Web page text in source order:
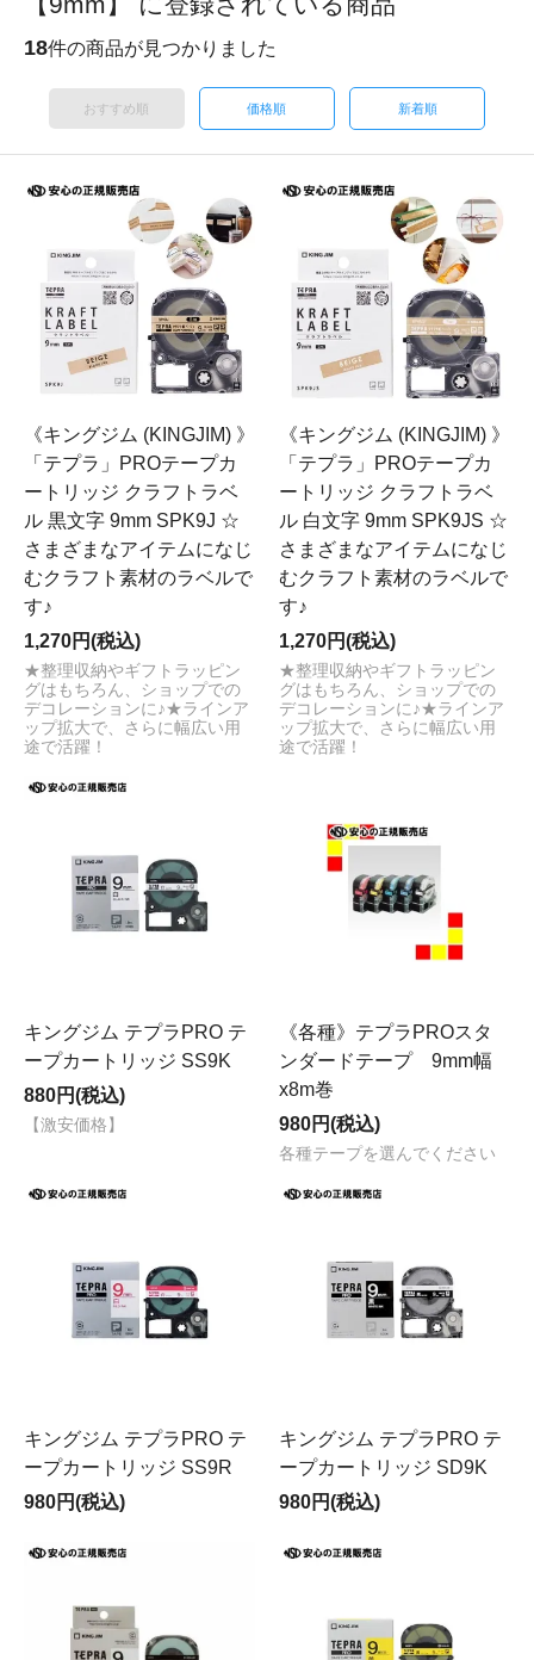
18件の商品が見つかりました
おすすめ順 価格順 新着順
《キングジム (KINGJIM) 》
「テプラ」PROテープカ
ートリッジ クラフトラベ
ル 黒文字 9mm SPK9J ☆
さまざまなアイテムになじ
むクラフト素材のラベルで
す♪
1,270円(税込)
★整理収納やギフトラッピン
グはもちろん、ショップでの
デコレーションに♪★ラインア
ップ拡大で、さらに幅広い用
途で活躍！
《キングジム (KINGJIM) 》
「テプラ」PROテープカ
ートリッジ クラフトラベ
ル 白文字 9mm SPK9JS ☆
さまざまなアイテムになじ
むクラフト素材のラベルで
す♪
1,270円(税込)
★整理収納やギフトラッピン
グはもちろん、ショップでの
デコレーションに♪★ラインア
ップ拡大で、さらに幅広い用
途で活躍！
キングジム テプラPRO テ
ープカートリッジ SS9K
880円(税込)
【激安価格】
《各種》テプラPROスタ
ンダードテープ 9mm幅
x8m巻
980円(税込)
各種テープを選んでください
キングジム テプラPRO テ
ープカートリッジ SS9R
980円(税込)
キングジム テプラPRO テ
ープカートリッジ SD9K
980円(税込)